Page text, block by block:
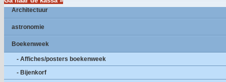
Architectuur
astronomie
Boekenweek
- Affiches/posters boekenweek
- Bijenkorf